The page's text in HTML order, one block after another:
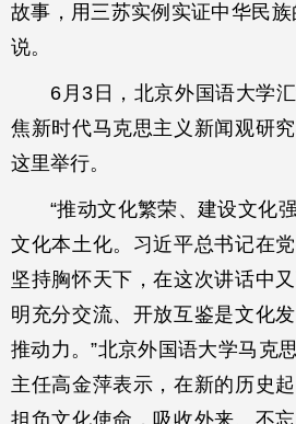
故事，用三苏实例实证中华民
说。
6月3日，北京外国语大学
焦新时代马克思主义新闻观研
这里举行。
“推动文化繁荣、建设文化
文化本土化。习近平总书记在
坚持胸怀天下，在这次讲话中
明充分交流、开放互鉴是文化
推动力。”北京外国语大学马克
主任高金萍表示，在新的历史
担负文化使命，吸收外来、不